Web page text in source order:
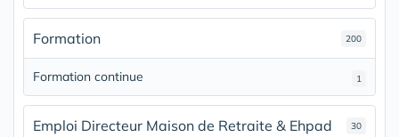
Formation 200
Formation continue 1
Emploi Directeur Maison de Retraite & Ehpad 30